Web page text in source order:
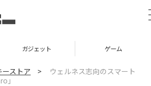
ガジェット ゲーム
ーストア >
ウェルネス志向のスマート
」